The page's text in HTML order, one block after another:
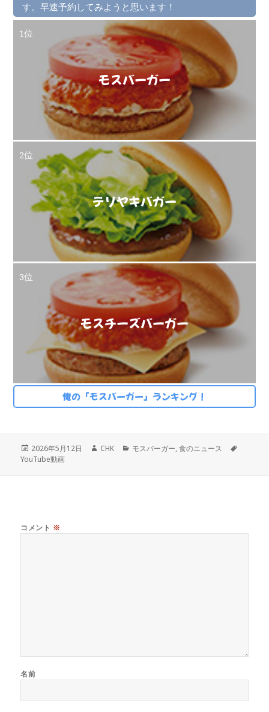
す。早速予約してみようと思います！
1位
モスバーガー
2位
テリヤキバガー
3位
モスチーズバーガー
俺の「モスバーガー」ランキング！
投
稿
2026年5月12日
作
CHK
カ
モスバーガー,食のニュース
YouTube動画
コメント ※
名前